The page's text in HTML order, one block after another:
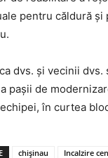
pentru căldură și
dvs. și vecinii
pașii de
în curtea
chișinau Incalzire